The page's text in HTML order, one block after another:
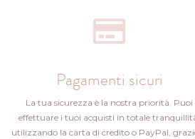
Pagamenti sicuri
La tua sicurezza è la nostra priorità. Puoi
effettuare i tuoi acquisti in totale
utilizzando la carta di credito o PayPal,